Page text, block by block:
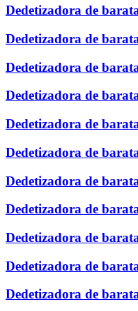
Dedetizadora de
Dedetizadora de
Dedetizadora de
Dedetizadora de
Dedetizadora de
Dedetizadora de
Dedetizadora de
Dedetizadora de
Dedetizadora de
Dedetizadora de
Dedetizadora de